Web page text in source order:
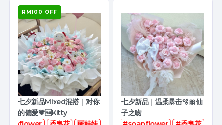
RM100 OFF
七夕新品Mixed混搭｜对你
的偏爱💗🆓Kitty
七夕新品｜温柔暴击🫧🎀仙
子之吻